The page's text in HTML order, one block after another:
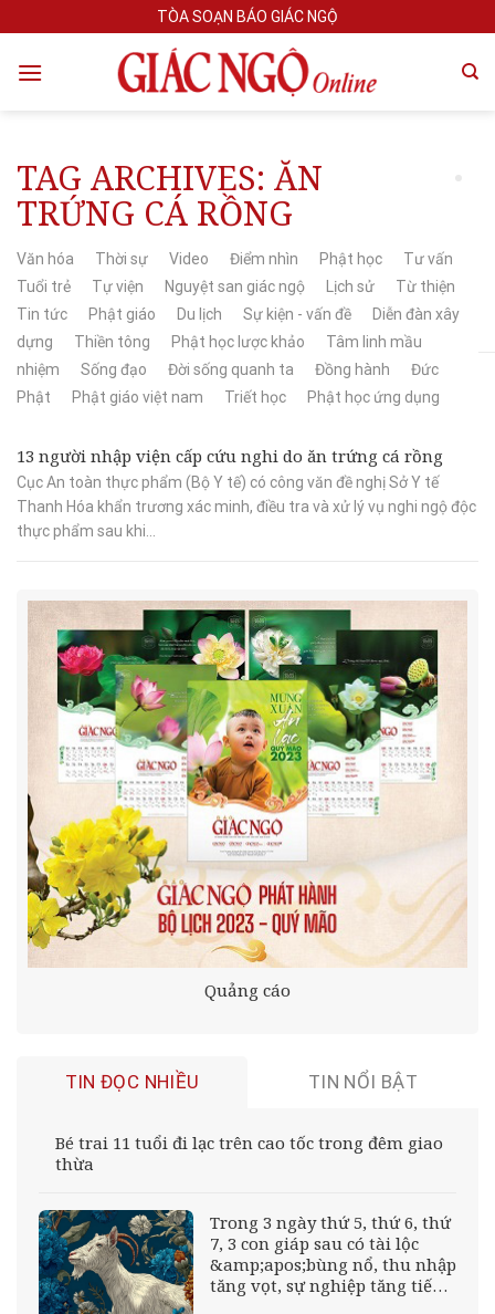
to
content
TÒA SOẠN BÁO GIÁC NGỘ
TAG ARCHIVES: ĂN
TRỨNG CÁ RỒNG
Văn hóa Thời sự Video Điểm nhìn Phật học
Tư vấn
Tuổi trẻ
Tự viện Nguyệt san giác ngộ Lịch sử
Từ thiện
Tin tức
Phật giáo Du lịch Sự kiện - vấn đề
Diễn đàn xây
dựng
Thiền tông Phật học lược khảo
Tâm linh mầu
nhiệm
Sống đạo Đời sống quanh ta Đồng hành
Đức
Phật
Phật giáo việt nam Triết học Phật học ứng dụng
13 người nhập viện cấp cứu nghi do ăn trứng cá rồng
Cục An toàn thực phẩm (Bộ Y tế) có công văn đề nghị Sở Y tế
Thanh Hóa khẩn trương xác minh, điều tra và xử lý vụ nghi ngộ độc
thực phẩm sau khi...
Quảng cáo
TIN ĐỌC NHIỀU TIN NỔI BẬT
Bé trai 11 tuổi đi lạc trên cao tốc trong đêm giao
thừa
Trong 3 ngày thứ 5, thứ 6, thứ
7, 3 con giáp sau có tài lộc
&amp;apos;bùng nổ, thu nhập
tăng vọt, sự nghiệp tăng tiến